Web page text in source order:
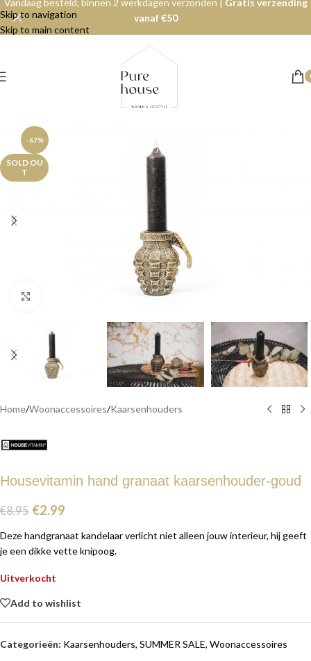
Skip to navigation
Skip to main content
Vandaag besteld, binnen 2 werkdagen verzonden | Gratis verzending
vanaf €50
-67%
SOLD OU
T
Home/Woonaccessoires/Kaarsenhouders
Housevitamin hand granaat kaarsenhouder-goud
€8.95 €2.99
Deze handgranaat kandelaar verlicht niet alleen jouw interieur, hij geeft
je een dikke vette knipoog.
Uitverkocht
Add to wishlist
Categorieën: Kaarsenhouders, SUMMER SALE, Woonaccessoires